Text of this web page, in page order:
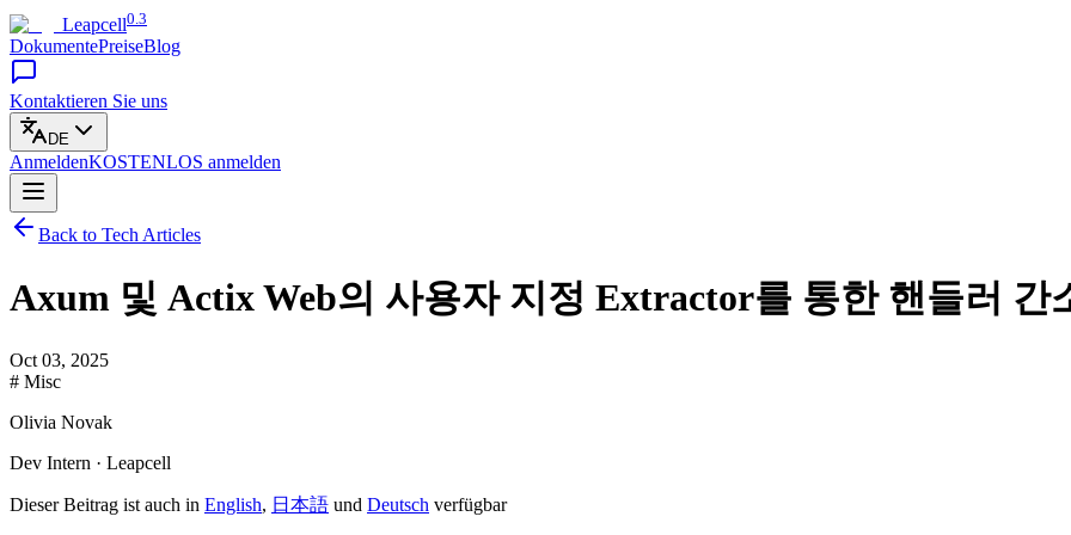
Leapcell0.3
DokumentePreiseBlog
Kontaktieren Sie uns
DE
AnmeldenKOSTENLOS anmelden
Back to Tech Articles
Axum 및 Actix Web의 사용자 지정 Extractor를 통한 핸들러 간
Oct 03, 2025
# Misc
Olivia Novak
Dev Intern · Leapcell
Dieser Beitrag ist auch in English, 日本語 und Deutsch verfügbar